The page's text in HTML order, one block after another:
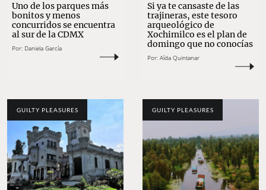
Uno de los parques más
bonitos y menos
concurridos se encuentra
al sur de la CDMX
Por: Daniela García
Si ya te cansaste de las
trajineras, este tesoro
arqueológico de
Xochimilco es el plan de
domingo que no conocías
Por: Aída Quintanar
GUILTY PLEASURES GUILTY PLEASURES